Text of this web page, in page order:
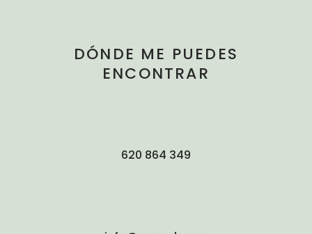
DÓNDE ME PUEDES
ENCONTRAR
620 864 349